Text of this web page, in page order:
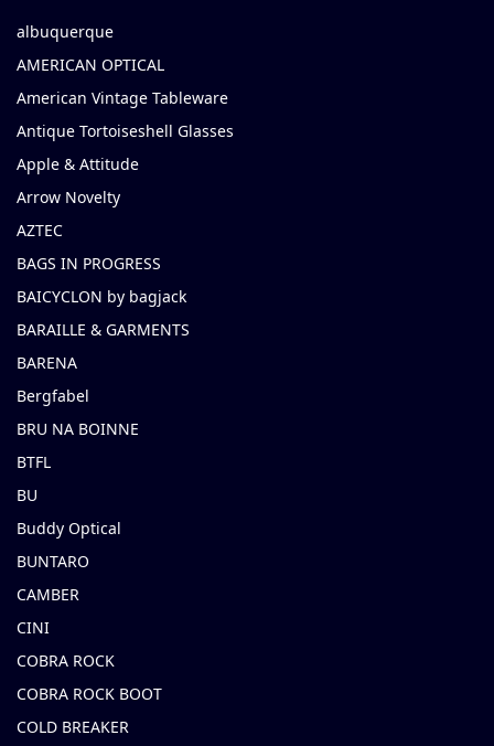
albuquerque
AMERICAN OPTICAL
American Vintage Tableware
Antique Tortoiseshell Glasses
Apple & Attitude
Arrow Novelty
AZTEC
BAGS IN PROGRESS
BAICYCLON by bagjack
BARAILLE & GARMENTS
BARENA
Bergfabel
BRU NA BOINNE
BTFL
BU
Buddy Optical
BUNTARO
CAMBER
CINI
COBRA ROCK
COBRA ROCK BOOT
COLD BREAKER